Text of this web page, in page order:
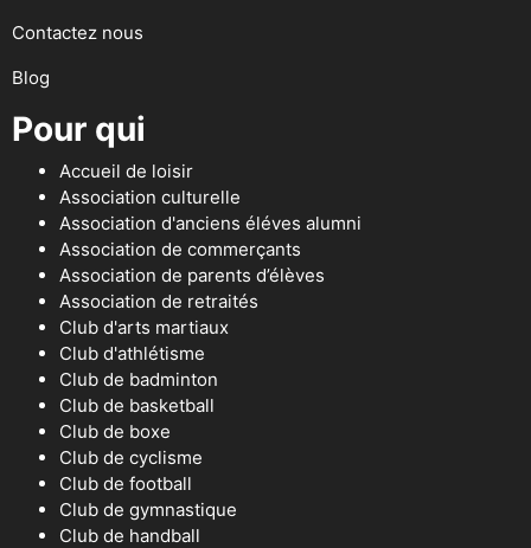
Contactez nous
Blog
Pour qui
Accueil de loisir
Association culturelle
Association d'anciens éléves alumni
Association de commerçants
Association de parents d’élèves
Association de retraités
Club d'arts martiaux
Club d'athlétisme
Club de badminton
Club de basketball
Club de boxe
Club de cyclisme
Club de football
Club de gymnastique
Club de handball